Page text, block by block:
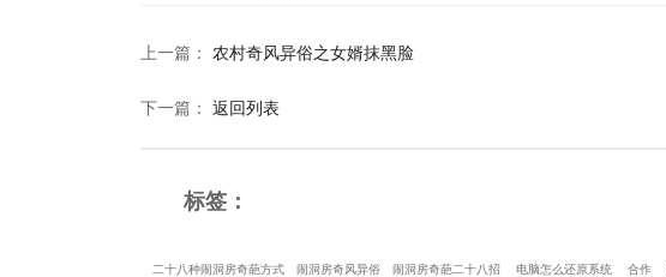
上一篇 ： 农村奇风异俗之女婿抹黑脸
下一篇 ： 返回列表
标签：
二十八种闹洞房奇葩方式 闹洞房奇风异俗 闹洞房奇葩二十八招 电脑怎么还原系统 合作